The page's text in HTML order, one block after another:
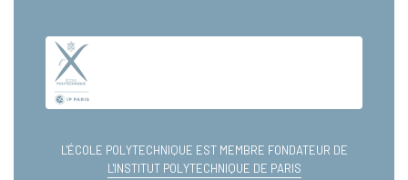
L'ÉCOLE POLYTECHNIQUE EST MEMBRE FONDATEUR DE
L'INSTITUT POLYTECHNIQUE DE PARIS